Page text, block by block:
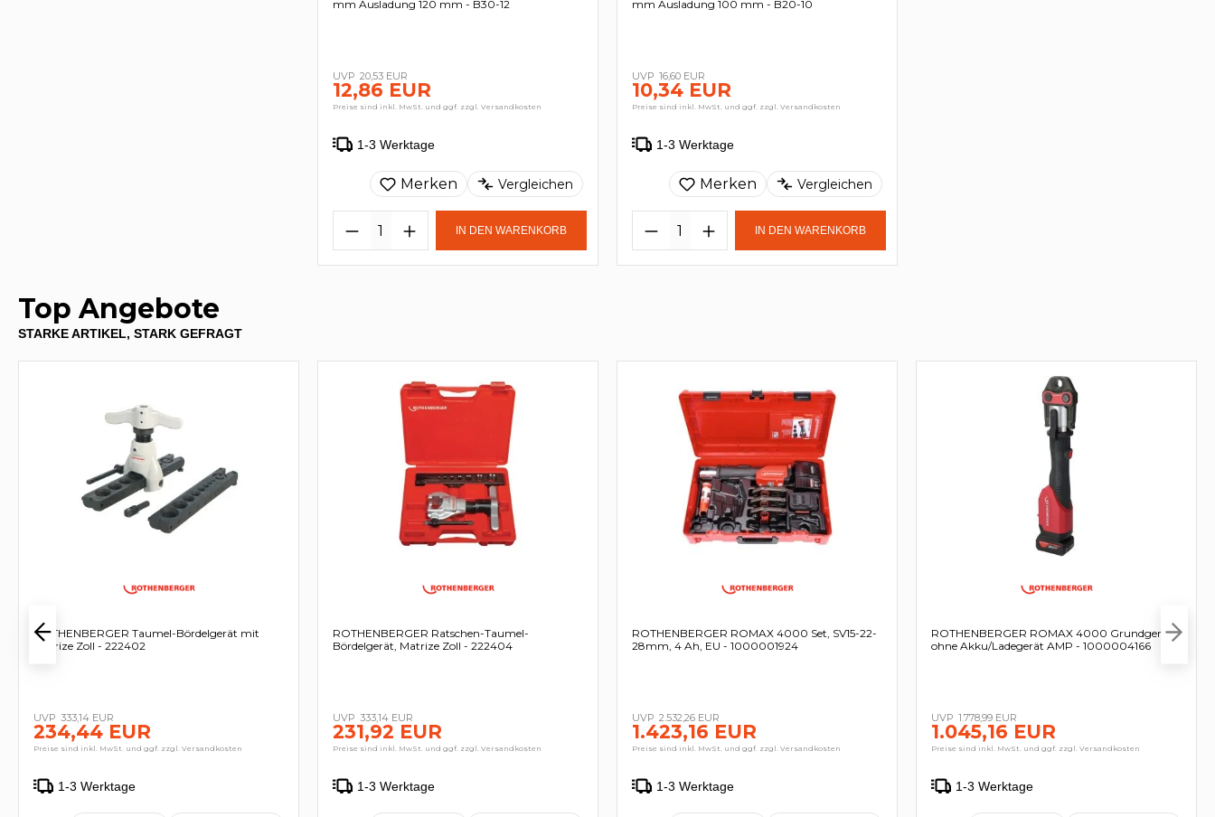
mm Ausladung 120 mm - B30-12
20,53 EUR
12,86 EUR
Preise sind inkl. MwSt. und ggf. zzgl. Versandkosten
1-3 Werktage
Merken Vergleichen
IN DEN WARENKORB
mm Ausladung 100 mm - B20-10
16,60 EUR
10,34 EUR
Preise sind inkl. MwSt. und ggf. zzgl. Versandkosten
1-3 Werktage
Merken Vergleichen
IN DEN WARENKORB
Top Angebote
STARKE ARTIKEL, STARK GEFRAGT
ROTHENBERGER Taumel-Bördelgerät mit
Matrize Zoll - 222402
333,14 EUR
234,44 EUR
Preise sind inkl. MwSt. und ggf. zzgl. Versandkosten
1-3 Werktage
ROTHENBERGER Ratschen-Taumel-
Bördelgerät, Matrize Zoll - 222404
333,14 EUR
231,92 EUR
Preise sind inkl. MwSt. und ggf. zzgl. Versandkosten
1-3 Werktage
ROTHENBERGER ROMAX 4000 Set, SV15-22-
28mm, 4 Ah, EU - 1000001924
2.532,26 EUR
1.423,16 EUR
Preise sind inkl. MwSt. und ggf. zzgl. Versandkosten
1-3 Werktage
ROTHENBERGER ROMAX 4000 Grundgerät
ohne Akku/Ladegerät AMP - 1000004166
1.778,99 EUR
1.045,16 EUR
Preise sind inkl. MwSt. und ggf. zzgl. Versandkosten
1-3 Werktage